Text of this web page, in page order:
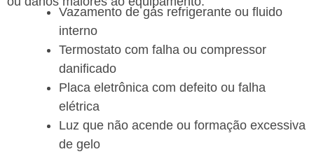
Vazamento de gás refrigerante ou fluido
interno
Termostato com falha ou compressor
danificado
Placa eletrônica com defeito ou falha
elétrica
Luz que não acende ou formação excessiva
de gelo